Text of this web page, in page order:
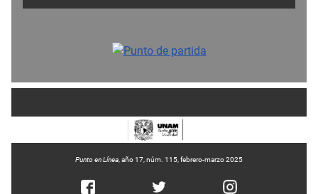
Punto en Línea , año 17, núm. 115, febrero-marzo 2025